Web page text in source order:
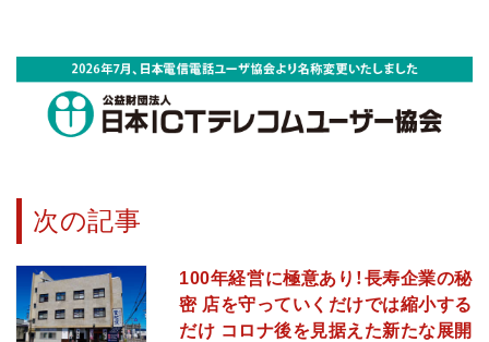
次の記事
100年経営に極意あり！長寿企業の秘
密 店を守っていくだけでは縮小する
だけ コロナ後を見据えた新たな展開